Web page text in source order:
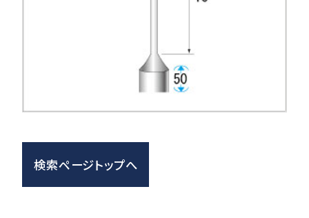
検索ページトップへ